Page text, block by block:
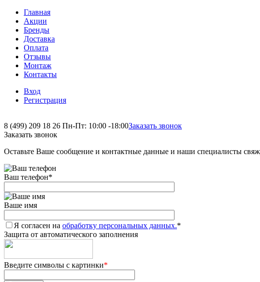
Главная
Акции
Бренды
Доставка
Оплата
Отзывы
Монтаж
Контакты
Вход
Регистрация
8 (499) 209 18 26 Пн-Пт: 10:00 -18:00Заказать звонок
Заказать звонок
Оставьте Ваше сообщение и контактные данные и наши специалисты
Ваш телефон*
Ваше имя
Я согласен на обработку персональных данных.*
Защита от автоматического заполнения
Введите символы с картинки*